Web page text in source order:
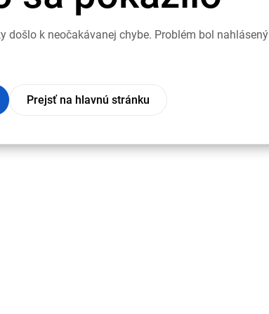
došlo k neočakávanej chybe. Problém bol nahlásený
Prejsť na hlavnú stránku